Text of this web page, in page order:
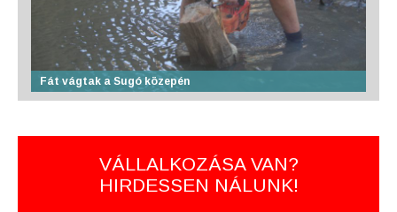
Fát vágtak a Sugó közepén
VÁLLALKOZÁSA VAN?
HIRDESSEN NÁLUNK!